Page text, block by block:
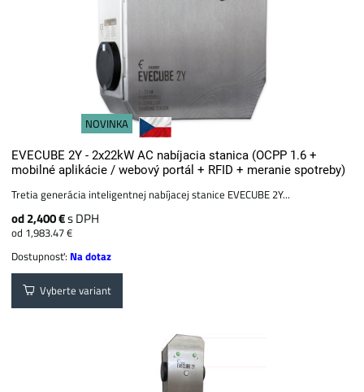
NOVINKA
EVECUBE 2Y - 2x22kW AC nabíjacia stanica (OCPP 1.6 +
mobilné aplikácie / webový portál + ​​RFID + meranie spotreby)
Tretia generácia inteligentnej nabíjacej stanice EVECUBE 2Y...
od 2,400 €s DPH
od 1,983.47 €
Dostupnosť: Na dotaz
Vyberte variant